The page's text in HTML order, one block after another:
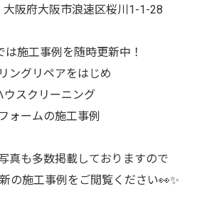
大阪府大阪市浪速区桜川1-1-28
は施工事例を随時更新中！
ングリペアをはじめ
ウスクリーニング
ォームの施工事例
真も多数掲載しておりますので
の施工事例をご閲覧ください👀✨